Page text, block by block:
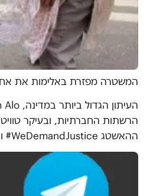
המשטרה מפזרת באלימות את
הרשתות החברתיות, ובעיקר
ההאשטג WeDemandJustice# וההאשטג WeWantJustice#.